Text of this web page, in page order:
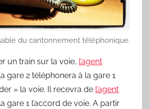
du cantonnement téléphonique.
un train sur la voie, l’agent
gare 2 téléphonera à la gare 1
» la voie. Il recevra de l’agent
gare 1 l’accord de voie. A partir